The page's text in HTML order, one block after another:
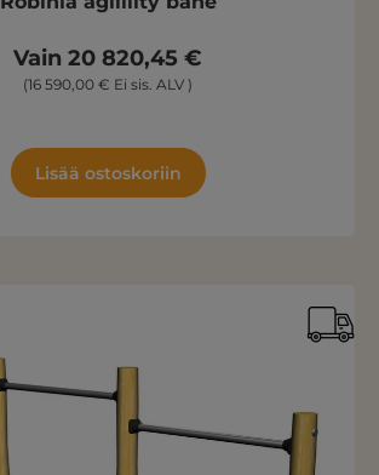
Vain 20 820,45 €
(16 590,00 € Ei sis. ALV )
Lisää ostoskoriin